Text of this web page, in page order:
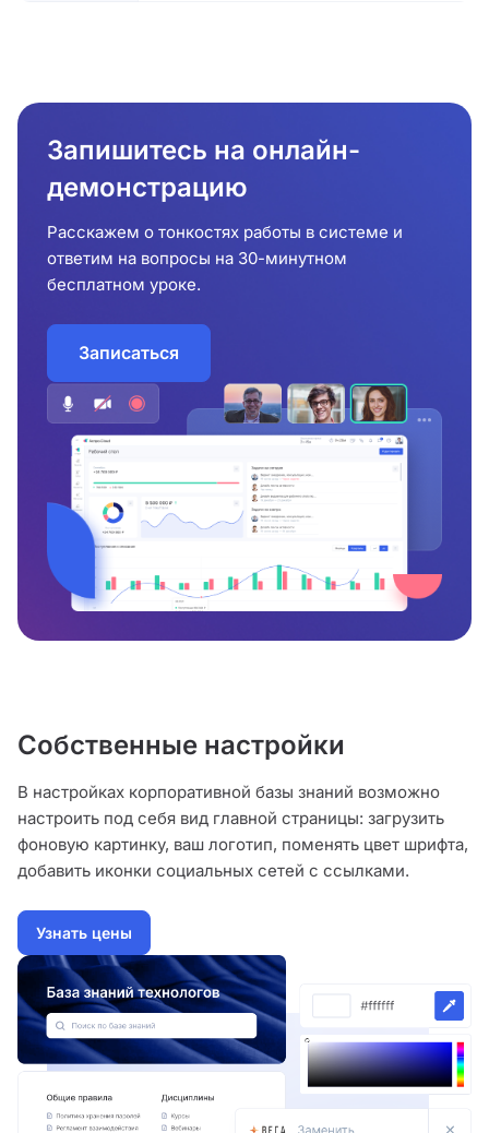
Запишитесь на онлайн-
демонстрацию
Расскажем о тонкостях работы в системе и
ответим на вопросы на 30-минутном
бесплатном уроке.
Записаться
Собственные настройки
В настройках корпоративной базы знаний возможно
настроить под себя вид главной страницы: загрузить
фоновую картинку, ваш логотип, поменять цвет шрифта,
добавить иконки социальных сетей с ссылками.
Узнать цены